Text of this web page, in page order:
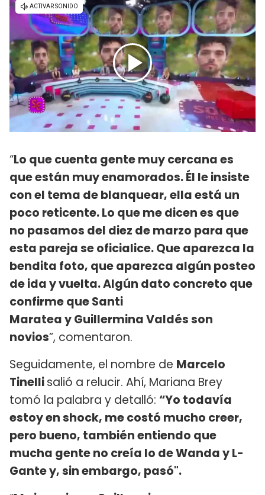
“Lo que cuenta gente muy cercana es
que están muy enamorados. Él le insiste
con el tema de blanquear, ella está un
poco reticente. Lo que me dicen es que
no pasamos del diez de marzo para que
esta pareja se oficialice. Que aparezca la
bendita foto, que aparezca algún posteo
de ida y vuelta. Algún dato concreto que
confirme que Santi
Maratea y Guillermina Valdés son
novios”, comentaron.
Seguidamente, el nombre de Marcelo
Tinellisalió a relucir. Ahí, Mariana Brey
tomó la palabra y detalló: “Yo todavía
estoy en shock, me costó mucho creer,
pero bueno, también entiendo que
mucha gente no creía lo de Wanda y L-
Gante y, sin embargo, pasó".